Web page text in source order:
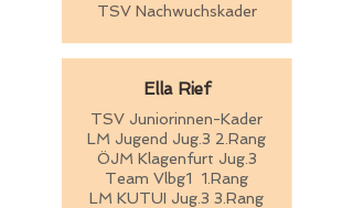
TSV Nachwuchskader
Ella Rief
TSV Juniorinnen-Kader
LM Jugend Jug.3 2.Rang
ÖJM Klagenfurt Jug.3
Team Vlbg1 1.Rang
LM KUTUI Jug.3 3.Rang